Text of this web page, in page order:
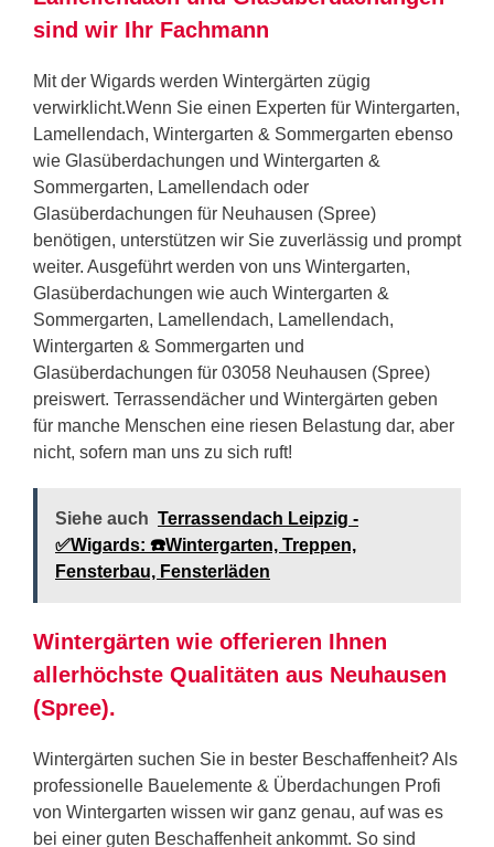
sind wir Ihr Fachmann
Mit der Wigards werden Wintergärten zügig
verwirklicht.Wenn Sie einen Experten für Wintergarten,
Lamellendach, Wintergarten & Sommergarten ebenso
wie Glasüberdachungen und Wintergarten &
Sommergarten, Lamellendach oder
Glasüberdachungen für Neuhausen (Spree)
benötigen, unterstützen wir Sie zuverlässig und prompt
weiter. Ausgeführt werden von uns Wintergarten,
Glasüberdachungen wie auch Wintergarten &
Sommergarten, Lamellendach, Lamellendach,
Wintergarten & Sommergarten und
Glasüberdachungen für 03058 Neuhausen (Spree)
preiswert. Terrassendächer und Wintergärten geben
für manche Menschen eine riesen Belastung dar, aber
nicht, sofern man uns zu sich ruft!
Siehe auch Terrassendach Leipzig -
✅Wigards: ☎️Wintergarten, Treppen,
Fensterbau, Fensterläden
Wintergärten wie offerieren Ihnen
allerhöchste Qualitäten aus Neuhausen
(Spree).
Wintergärten suchen Sie in bester Beschaffenheit? Als
professionelle Bauelemente & Überdachungen Profi
von Wintergarten wissen wir ganz genau, auf was es
bei einer guten Beschaffenheit ankommt. So sind